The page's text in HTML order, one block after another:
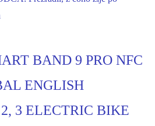
BAND 9 PRO NFC
ENGLISH
3 ELECTRIC BIKE